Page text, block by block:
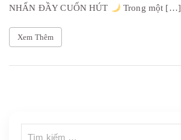
NHẤN ĐẦY CUỐN HÚT
Trong một […]
Xem Thêm